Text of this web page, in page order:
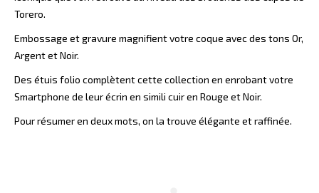
Torero.
Embossage et gravure magnifient votre coque avec des tons Or,
Argent et Noir.
Des étuis folio complètent cette collection en enrobant votre
Smartphone de leur écrin en simili cuir en Rouge et Noir.
Pour résumer en deux mots, on la trouve élégante et raffinée.